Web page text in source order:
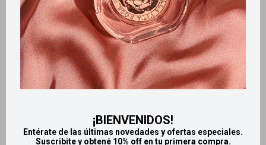
¡BIENVENIDOS!
Entérate de las últimas novedades y ofertas especiales.
Suscribite y obtené 10% off en tu primera compra.
LlegaHOY
Llega en2 HS
Casapueblo Snoopy Body
Splash 200 ml - Nature Green
LlegaHOY
Llega en2 HS
Casapueblo Rose Eau de
toilette - Red